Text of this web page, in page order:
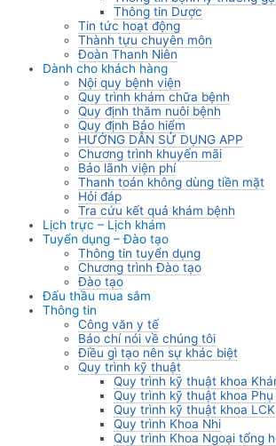
Thông tin Dược
Tin tức hoạt động
Thành tựu chuyên môn
Đoàn Thanh Niên
Dành cho khách hàng
Nội quy bệnh viện
Quy trình khám chữa bệnh
Quy định thăm nuôi bệnh
Quy định Bảo hiểm
HƯỚNG DẪN SỬ DỤNG APP
Chương trình khuyến mãi
Bảo lãnh viện phí
Thanh toán không dùng tiền mặt
Hỏi đáp
Tra cứu kết quả khám bệnh
Lịch trực – Lịch khám
Tuyển dụng – Đào tạo
Thông tin tuyển dụng
Chương trình Đào tạo
Đào tạo
Đấu thầu mua sắm
Thông tin
Công văn y tế
Báo chí nói về chúng tôi
Điều gì tạo nên sự khác biệt
Quy trình kỹ thuật
Quy trình kỹ thuật khoa
Quy trình kỹ thuật khoa Phụ
Quy trình kỹ thuật khoa LCK
Quy trình Khoa Nhi
Quy trình Khoa Ngoại tổng